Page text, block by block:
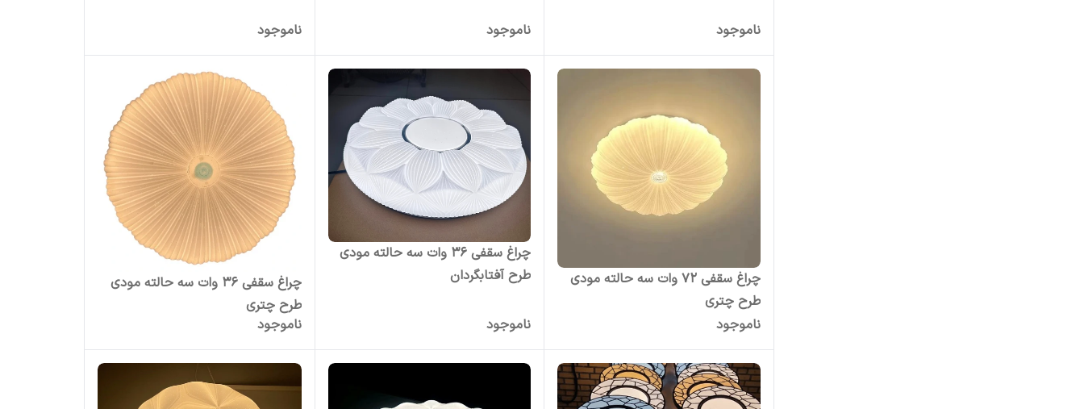
ناموجود ناموجود ناموجود
چراغ سقفی 72 وات سه حالته مودی
طرح چتری
ناموجود
چراغ سقفی 36 وات سه حالته مودی
طرح آفتابگردان
ناموجود
چراغ سقفی 36 وات سه حالته مودی
طرح چتری
ناموجود